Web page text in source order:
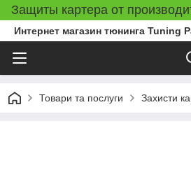
Защиты картера от
Интернет магазин тюнинга Tuning
Товари та послуги Захисти